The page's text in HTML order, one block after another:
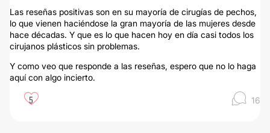
Las reseñas positivas son en su mayoría de cirugías de pechos,
lo que vienen haciéndose la gran mayoría de las mujeres desde
hace décadas. Y que es lo que hacen hoy en día casi todos los
cirujanos plásticos sin problemas.
Y como veo que responde a las reseñas, espero que no lo haga
aquí con algo incierto.
5 16